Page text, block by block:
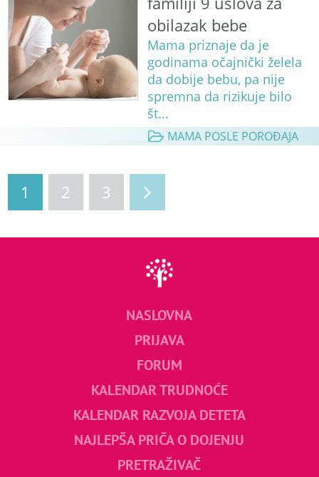
obilazak bebe
Mama priznaje da je
godinama očajnički želela
da dobije bebu, pa nije
spremna da rizikuje bilo
št...
MAMA POSLE POROĐAJA
1 2 3
NASLOVNA
PRIJAVA
FORUM
KALENDAR TRUDNOĆE
KALENDAR RAZVOJA DETETA
NAJLEPŠA PRIČA O DOJENJU
PRETRAŽIVAČ